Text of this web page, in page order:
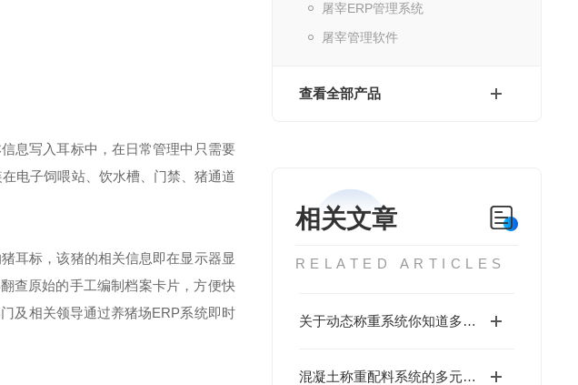
屠宰ERP管理系统
屠宰管理软件
查看全部产品
相关文章
RELATED ARTICLES
关于动态称重系统你知道多少？
混凝土称重配料系统的多元应用
息写入耳标中，在日常管理中只需要
电子饲喂站、饮水槽、门禁、猪通道
耳标，该猪的相关信息即在显示器显
查原始的手工编制档案卡片，方便快
及相关领导通过养猪场ERP系统即时